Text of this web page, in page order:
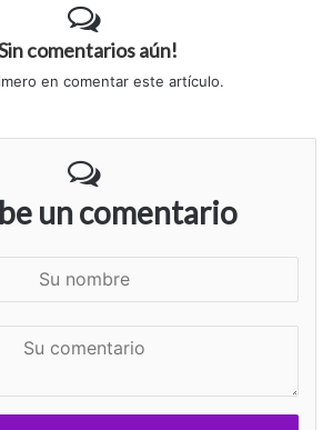
comentarios aún!
en comentar este artículo.
un comentario